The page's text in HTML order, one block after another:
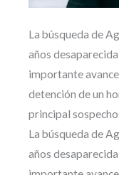
La búsqueda de
años
importante
detención de un
principal
La búsqueda de
años